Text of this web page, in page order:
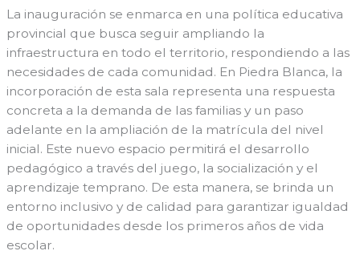
La inauguración se enmarca en una política educativa
provincial que busca seguir ampliando la
infraestructura en todo el territorio, respondiendo a las
necesidades de cada comunidad. En Piedra Blanca, la
incorporación de esta sala representa una respuesta
concreta a la demanda de las familias y un paso
adelante en la ampliación de la matrícula del nivel
inicial. Este nuevo espacio permitirá el desarrollo
pedagógico a través del juego, la socialización y el
aprendizaje temprano. De esta manera, se brinda un
entorno inclusivo y de calidad para garantizar igualdad
de oportunidades desde los primeros años de vida
escolar.